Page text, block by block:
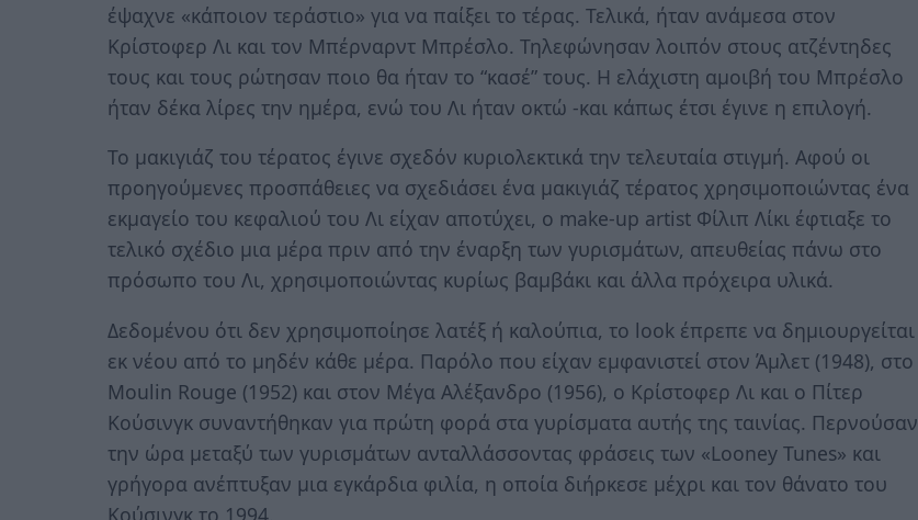
έψαχνε «κάποιον τεράστιο» για να παίξει το τέρας. Τελικά, ήταν ανάμεσα στον
Κρίστοφερ Λι και τον Μπέρναρντ Μπρέσλο. Τηλεφώνησαν λοιπόν στους ατζέντηδες
τους και τους ρώτησαν ποιο θα ήταν το “κασέ” τους. Η ελάχιστη αμοιβή του Μπρέσλο
ήταν δέκα λίρες την ημέρα, ενώ του Λι ήταν οκτώ -και κάπως έτσι έγινε η επιλογή.
Το μακιγιάζ του τέρατος έγινε σχεδόν κυριολεκτικά την τελευταία στιγμή. Αφού οι
προηγούμενες προσπάθειες να σχεδιάσει ένα μακιγιάζ τέρατος χρησιμοποιώντας ένα
εκμαγείο του κεφαλιού του Λι είχαν αποτύχει, ο make-up artist Φίλιπ Λίκι έφτιαξε το
τελικό σχέδιο μια μέρα πριν από την έναρξη των γυρισμάτων, απευθείας πάνω στο
πρόσωπο του Λι, χρησιμοποιώντας κυρίως βαμβάκι και άλλα πρόχειρα υλικά.
Δεδομένου ότι δεν χρησιμοποίησε λατέξ ή καλούπια, το look έπρεπε να δημιουργείται
εκ νέου από το μηδέν κάθε μέρα. Παρόλο που είχαν εμφανιστεί στον Άμλετ (1948), στο
Moulin Rouge (1952) και στον Μέγα Αλέξανδρο (1956), ο Κρίστοφερ Λι και ο Πίτερ
Κούσινγκ συναντήθηκαν για πρώτη φορά στα γυρίσματα αυτής της ταινίας. Περνούσαν
την ώρα μεταξύ των γυρισμάτων ανταλλάσσοντας φράσεις των «Looney Tunes» και
γρήγορα ανέπτυξαν μια εγκάρδια φιλία, η οποία διήρκεσε μέχρι και τον θάνατο του
Κούσινγκ το 1994.